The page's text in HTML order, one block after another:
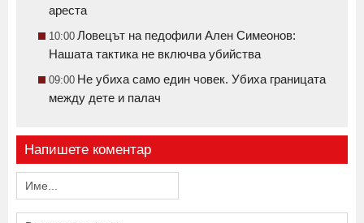
ареста
10:00 Ловецът на педофили Ален Симеонов:
Нашата тактика не включва убийства
09:00 Не убиха само един човек. Убиха границата
между дете и палач
Напишете коментар